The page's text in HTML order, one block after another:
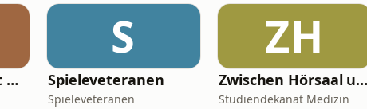
Abu Alia - Podcast & Hörreisen
S
Spieleveteranen
Spieleveteranen
ZH
Zwischen Hörsaal und OP – Digitale Lehre in der Medizin
Studiendekanat Medizin